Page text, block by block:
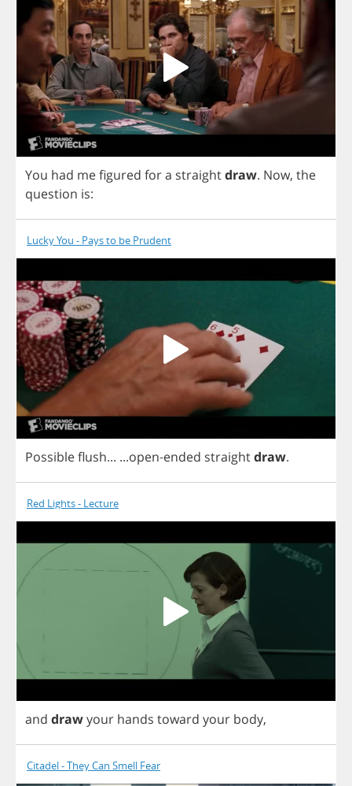
You had mefigured fora straightdraw. Now, the
question is:
Lucky You - Pays to be Prudent
Possibleflush... ...open-ended straightdraw.
Red Lights - Lecture
and drawyour hands toward your body,
Citadel - They Can Smell Fear